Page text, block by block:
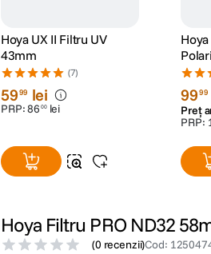
Hoya UX II Filtru UV
43mm
(7)
5999 lei
PRP:86 00 lei
9999
Preț
PRP:
Hoya Filtru PRO ND32
(0 recenzii)Cod: